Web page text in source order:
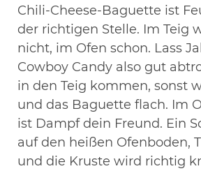
Chili-Cheese-Baguette ist
der richtigen Stelle. Im Teig
nicht, im Ofen schon. Lass
Cowboy Candy also gut
in den Teig kommen, sonst
und das Baguette flach. Im
ist Dampf dein Freund. Ein
auf den heißen Ofenboden,
und die Kruste wird richtig